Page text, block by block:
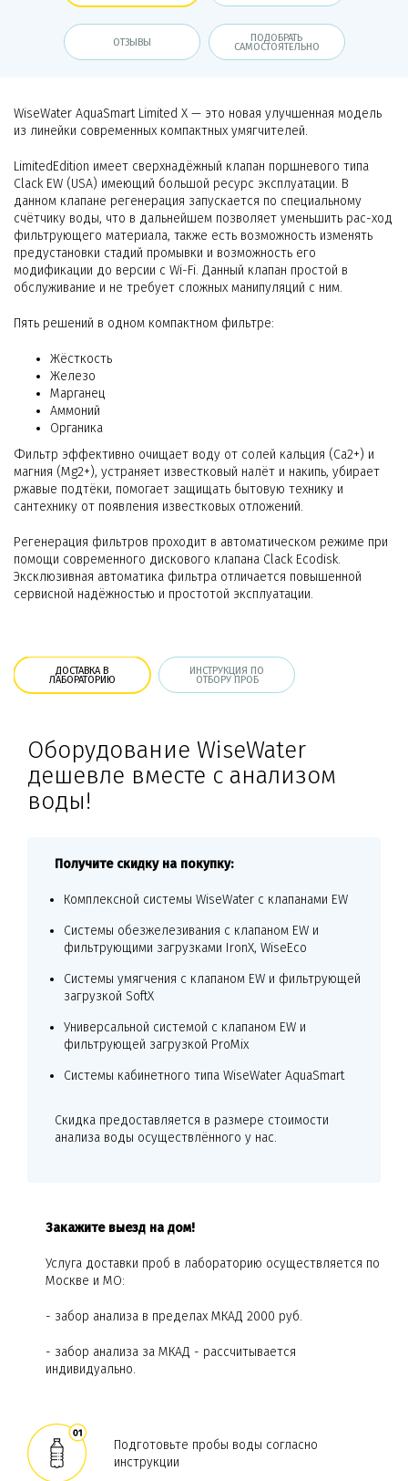
ОТЗЫВЫ ПОДОБРАТЬ
САМОСТОЯТЕЛЬНО
WiseWater AquaSmart Limited X — это новая улучшенная модель
из линейки современных компактных умягчителей.
LimitedEdition имеет сверхнадёжный клапан поршневого типа
Clack EW (USA) имеющий большой ресурс эксплуатации. В
данном клапане регенерация запускается по специальному
счётчику воды, что в дальнейшем позволяет уменьшить рас-ход
фильтрующего материала, также есть возможность изменять
предустановки стадий промывки и возможность его
модификации до версии с Wi-Fi. Данный клапан простой в
обслуживание и не требует сложных манипуляций с ним.
Пять решений в одном компактном фильтре:
Жёсткость
Железо
Марганец
Аммоний
Органика
Фильтр эффективно очищает воду от солей кальция (Ca2+) и
магния (Mg2+), устраняет известковый налёт и накипь, убирает
ржавые подтёки, помогает защищать бытовую технику и
сантехнику от появления известковых отложений.
Регенерация фильтров проходит в автоматическом режиме при
помощи современного дискового клапана Clack Ecodisk.
Эксклюзивная автоматика фильтра отличается повышенной
сервисной надёжностью и простотой эксплуатации.
ДОСТАВКА В
ЛАБОРАТОРИЮ
ИНСТРУКЦИЯ ПО
ОТБОРУ ПРОБ
Оборудование WiseWater
дешевле вместе с анализом
воды!
Получите скидку на покупку:
Комплексной системы WiseWater с клапанами EW
Системы обезжелезивания c клапаном EW и
фильтрующими загрузками IronX, WiseEco
Системы умягчения c клапаном EW и фильтрующей
загрузкой SoftX
Универсальной системой c клапаном EW и
фильтрующей загрузкой ProMix
Системы кабинетного типа WiseWater AquaSmart
Скидка предоставляется в размере стоимости
анализа воды осуществлённого у нас.
Закажите выезд на дом!
Услуга доставки проб в лабораторию осуществляется по
Москве и МО:
- забор анализа в пределах МКАД 2000 руб.
- забор анализа за МКАД - рассчитывается
индивидуально.
Подготовьте пробы воды согласно
инструкции